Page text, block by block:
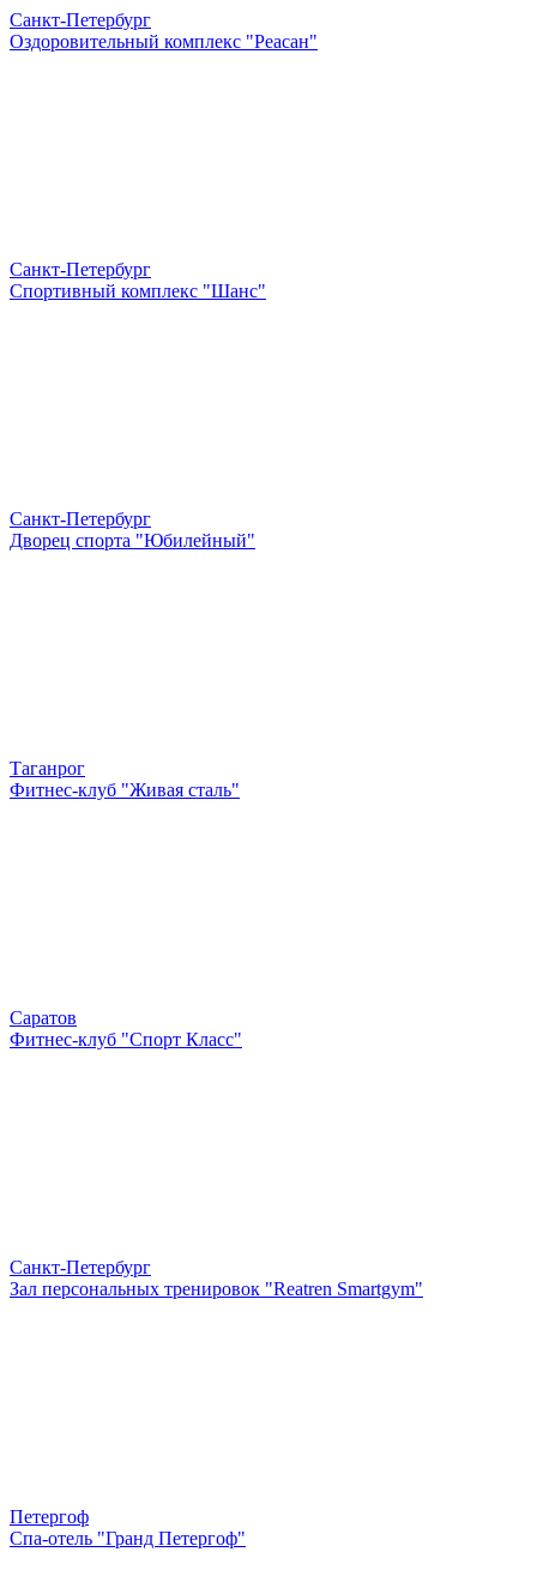
Санкт-Петербург
Оздоровительный комплекс "Реасан"
Санкт-Петербург
Спортивный комплекс "Шанс"
Санкт-Петербург
Дворец спорта "Юбилейный"
Таганрог
Фитнес-клуб "Живая сталь"
Саратов
Фитнес-клуб "Спорт Класс"
Санкт-Петербург
Зал персональных тренировок "Reatren Smartgym"
Петергоф
Спа-отель "Гранд Петергоф"